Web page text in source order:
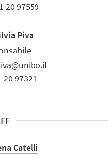
20 97559
Piva
20 97321
Catelli